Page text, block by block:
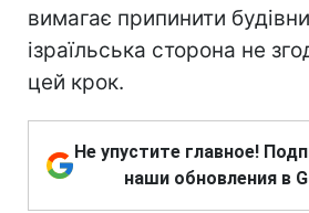
вимагає припинити
ізраїльська сторона не
цей крок.
Не упустите главное!
наши обновления в